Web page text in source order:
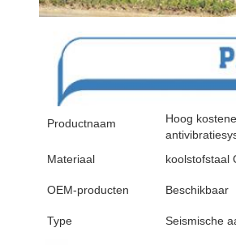
Productnaam
Hoog
Materiaal
koolstofstaal
OEM-producten Beschikbaar
Type Seismische